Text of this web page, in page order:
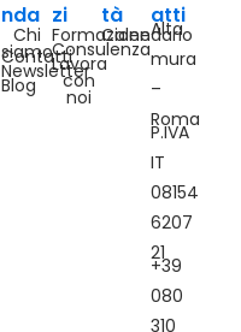
nda
Chi
siamo
Contatti
Newsletter
Blog
zi
Formazione
Consulenza
Lavora
con
noi
tà
Calendario
atti
Alta
mura
–
Roma
P.IVA
IT
08154
6207
21
+39
080
310